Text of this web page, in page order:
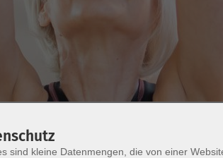
sind kleine Datenmengen, die von einer